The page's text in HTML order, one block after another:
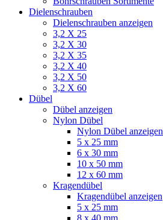
Dielenschrauben
Dielenschrauben anzeigen
3,2 X 25
3,2 X 30
3,2 X 35
3,2 X 40
3,2 X 50
3,2 X 60
Dübel
Dübel anzeigen
Nylon Dübel
Nylon Dübel anzeigen
5 x 25 mm
6 x 30 mm
10 x 50 mm
12 x 60 mm
Kragendübel
Kragendübel anzeigen
5 x 25 mm
8 x 40 mm